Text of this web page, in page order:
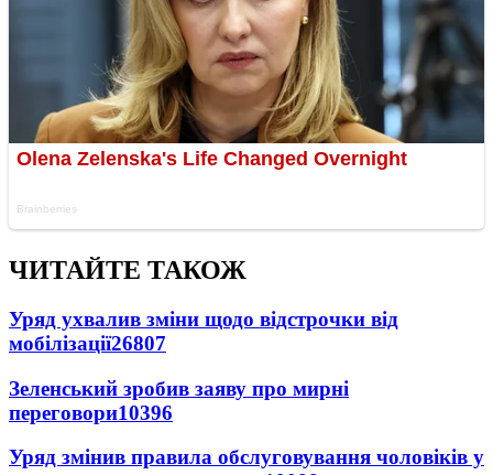
ЧИТАЙТЕ ТАКОЖ
Уряд ухвалив зміни щодо відстрочки від
мобілізації26807
Зеленський зробив заяву про мирні
переговори10396
Уряд змінив правила обслуговування чоловіків у